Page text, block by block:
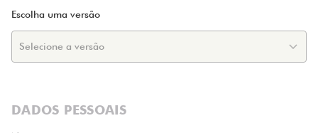
Escolha uma versão
DADOS PESSOAIS